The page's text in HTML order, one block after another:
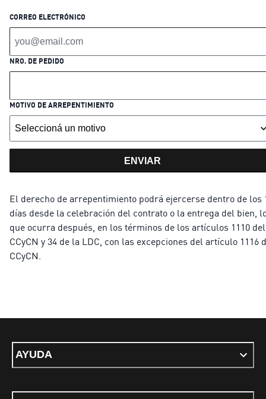
CORREO ELECTRÓNICO
NRO. DE PEDIDO
MOTIVO DE ARREPENTIMIENTO
ENVIAR
El derecho de arrepentimiento podrá ejercerse dentro de los
días desde la celebración del contrato o la entrega del bien,
que ocurra después, en los términos de los artículos 1110 del
CCyCN y 34 de la LDC, con las excepciones del artículo 1116
CCyCN.
AYUDA